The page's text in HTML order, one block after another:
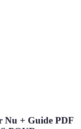
Nu + Guide PDF